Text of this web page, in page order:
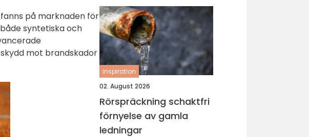
på marknaden för
syntetiska och
mot brandskador
inspiration
02. August 2026
Rörspräckning schaktfri
förnyelse av gamla
ledningar